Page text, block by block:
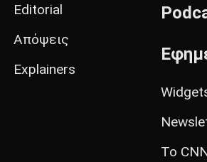
Editorial
Απόψεις
Explainers
Το